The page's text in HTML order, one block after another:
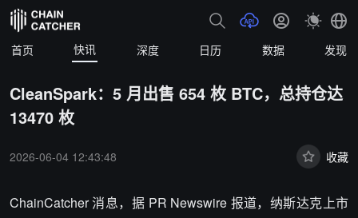
首页 快讯 深度 日历 数据 发现
CleanSpark：5 月出售 654 枚 BTC，总持仓达
13470 枚
2026-06-04 12:43:48 收藏
ChainCatcher 消息，据 PR Newswire 报道，纳斯达克上市